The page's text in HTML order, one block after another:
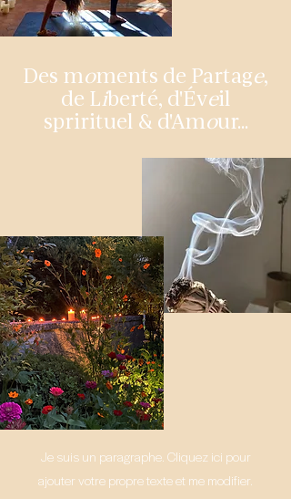
Des moments de Partage,
de Liberté, d'Éveil
sprirituel & d'Amour...
Je suis un paragraphe. Cliquez ici pour
ajouter votre propre texte et me modifier.